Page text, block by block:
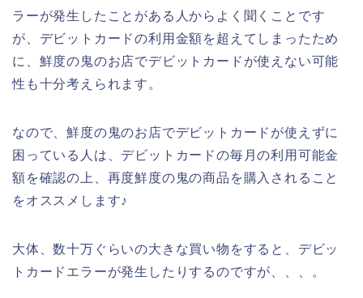
ラーが発生したことがある人からよく聞くことです
が、デビットカードの利用金額を超えてしまったため
に、鮮度の鬼のお店でデビットカードが使えない可能
性も十分考えられます。
なので、鮮度の鬼のお店でデビットカードが使えずに
困っている人は、デビットカードの毎月の利用可能金
額を確認の上、再度鮮度の鬼の商品を購入されること
をオススメします♪
大体、数十万ぐらいの大きな買い物をすると、デビッ
トカードエラーが発生したりするのですが、、、。